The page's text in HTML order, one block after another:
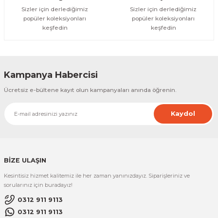
Sizler için derlediğimiz
popüler koleksiyonları
keşfedin
Sizler için derlediğimiz
popüler koleksiyonları
keşfedin
Kampanya Habercisi
Ücretsiz e-bültene kayıt olun kampanyaları anında öğrenin.
Kaydol
BİZE ULAŞIN
Kesintisiz hizmet kalitemiz ile her zaman yanınızdayız. Siparişleriniz ve
sorularınız için buradayız!
0312 911 9113
0312 911 9113